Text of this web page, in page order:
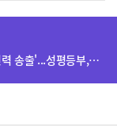
(설명) 프레시안, "인신매매방지법 걸린 '우즈벡 인력 송출'...성평등부,노동·법무부에 개선 요청" 관련